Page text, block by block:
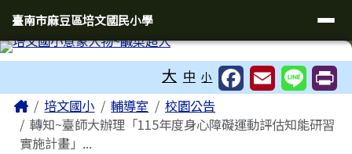
臺南市麻豆區培文國民小學
導覽列
臺南市麻豆區培文國民小學
大 中 小
主內容區域
Home培文國小 輔導室
校園公告
轉知~臺師大辦理「115年度身心障礙運動評估知能研習
實施計畫」...
頁尾區域